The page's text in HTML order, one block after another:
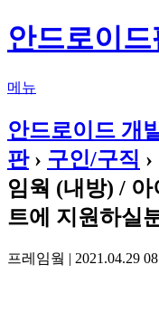
안드로이드
메뉴
안드로이드 개
판› 구인/구직
임웍 (내방) /
트에 지원하실
프레임웤 | 2021.04.29